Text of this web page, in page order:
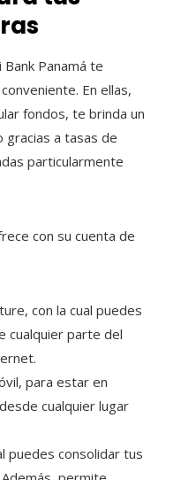
Panamá te
En ellas,
fondos, te brinda un
a tasas de
particularmente
con su cuenta de
con la cual puedes
cualquier parte del
para estar en
cualquier lugar
puedes consolidar tus